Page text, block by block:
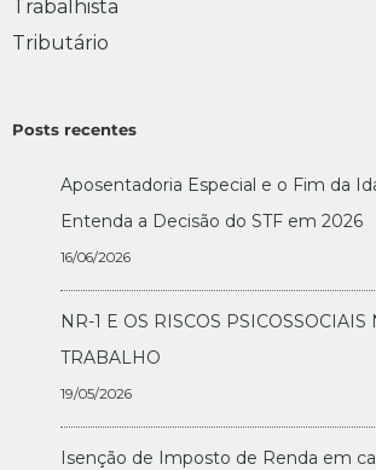
Trabalhista
Tributário
Posts recentes
Aposentadoria Especial e o Fim da
Entenda a Decisão do STF em 2026
16/06/2026
NR-1 E OS RISCOS PSICOSSOCIAIS
TRABALHO
19/05/2026
Isenção de Imposto de Renda em